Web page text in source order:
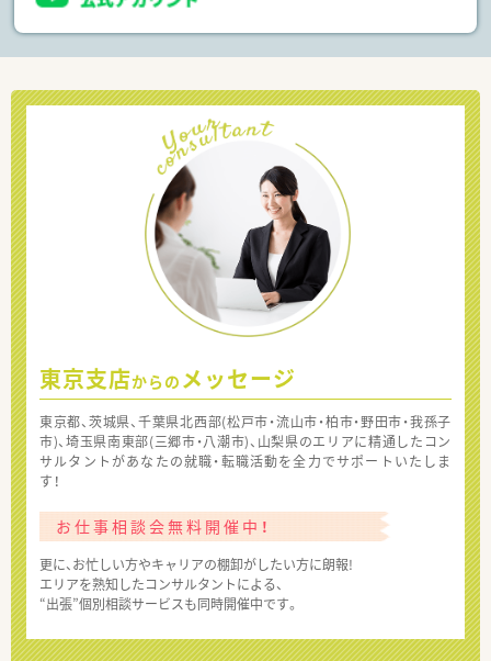
東京支店からの メッセージ
東京都、茨城県、千葉県北西部(松戸市・流山市・柏市・野田市・我孫子
市)、埼玉県南東部(三郷市・八潮市)、山梨県のエリアに精通したコン
サルタントがあなたの就職・転職活動を全力でサポートいたしま
す！
お仕事相談会無料開催中！
更に、お忙しい方やキャリアの棚卸がしたい方に朗報!
エリアを熟知したコンサルタントによる、
“出張”個別相談サービスも同時開催中です。